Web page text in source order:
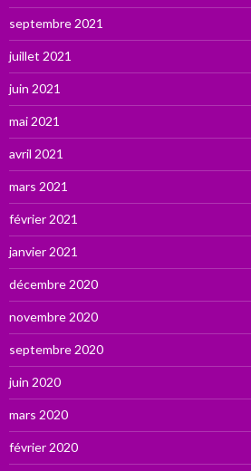
septembre 2021
juillet 2021
juin 2021
mai 2021
avril 2021
mars 2021
février 2021
janvier 2021
décembre 2020
novembre 2020
septembre 2020
juin 2020
mars 2020
février 2020